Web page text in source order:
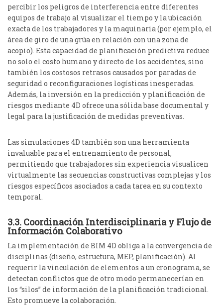
percibir los peligros de interferencia entre diferentes
equipos de trabajo al visualizar el tiempo y la ubicación
exacta de los trabajadores y la maquinaria (por ejemplo, el
área de giro de una grúa en relación con una zona de
acopio). Esta capacidad de planificación predictiva reduce
no solo el costo humano y directo de los accidentes, sino
también los costosos retrasos causados por paradas de
seguridad o reconfiguraciones logísticas inesperadas.
Además, la inversión en la predicción y planificación de
riesgos mediante 4D ofrece una sólida base documental y
legal para la justificación de medidas preventivas.
Las simulaciones 4D también son una herramienta
invaluable para el entrenamiento de personal,
permitiendo que trabajadores sin experiencia visualicen
virtualmente las secuencias constructivas complejas y los
riesgos específicos asociados a cada tarea en su contexto
temporal.
3.3. Coordinación Interdisciplinaria y Flujo de
Información Colaborativo
La implementación de BIM 4D obliga a la convergencia de
disciplinas (diseño, estructura, MEP, planificación). Al
requerir la vinculación de elementos a un cronograma, se
detectan conflictos que de otro modo permanecerían en
los “silos” de información de la planificación tradicional.
Esto promueve la colaboración.